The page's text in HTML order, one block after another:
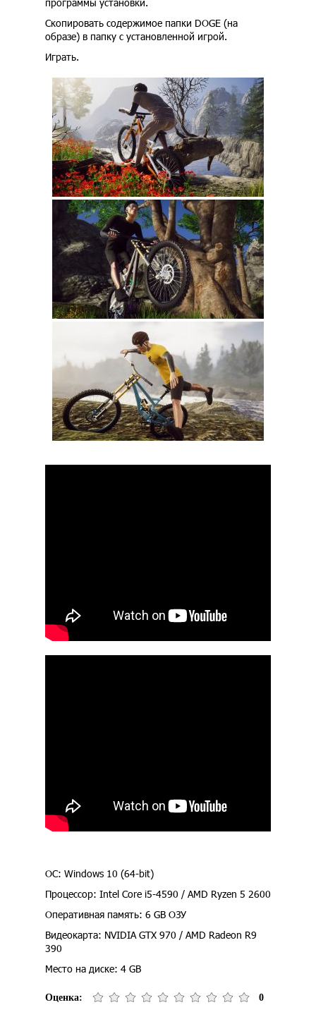
Скопировать содержимое папки DOGE (на
образе) в папку с установленной игрой.
Играть.
ОС: Windows 10 (64-bit)
Процессор: Intel Core i5-4590 / AMD Ryzen 5 2600
Оперативная память: 6 GB ОЗУ
Видеокарта: NVIDIA GTX 970 / AMD Radeon R9
390
Место на диске: 4 GB
Оценка: 0